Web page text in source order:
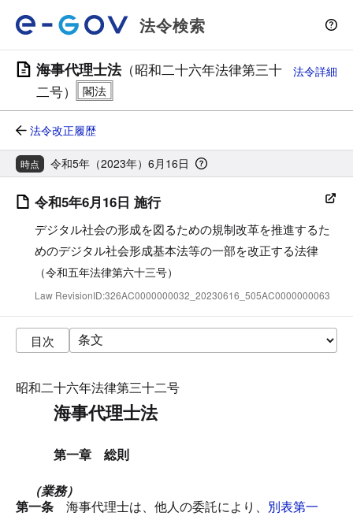
法令検索
海事代理士法（昭和二十六年法律第三十
二号）
法令詳細
法令改正履歴
時点 令和5年（2023年）6月16日
令和5年6月16日 施行
デジタル社会の形成を図るための規制改革を推進するた
めのデジタル社会形成基本法等の一部を改正する法律
（令和五年法律第六十三号）
Law RevisionID:326AC0000000032_20230616_505AC0000000063
目次
昭和二十六年法律第三十二号
海事代理士法
第一章 総則
（業務）
第一条 海事代理士は、他人の委託により、 別表第一